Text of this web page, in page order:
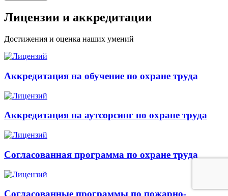
Лицензии и аккредитации
Достижения и оценка наших умений
Аккредитация на обучение по охране труда
Аккредитация на аутсорсинг по охране труда
Согласованная программа по охране труда